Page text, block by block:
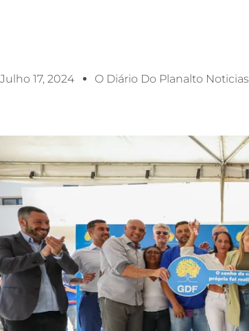
Julho 17, 2024 O Diário Do Planalto Noticias